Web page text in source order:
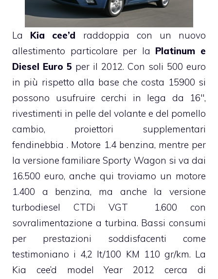
La Kia cee’d raddoppia con un nuovo
allestimento particolare per la Platinum e
Diesel Euro 5 per il 2012. Con soli 500 euro
in più rispetto alla base che costa 15900 si
possono usufruire cerchi in lega da 16″,
rivestimenti in pelle del volante e del pomello
cambio, proiettori supplementari
fendinebbia . Motore 1.4 benzina, mentre per
la versione familiare Sporty Wagon si va dai
16.500 euro, anche qui troviamo un motore
1.400 a benzina, ma anche la versione
turbodiesel CTDi VGT 1.600 con
sovralimentazione a turbina. Bassi consumi
per prestazioni soddisfacenti come
testimoniano i 4,2 lt/100 KM 110 gr/km. La
Kia cee’d model Year 2012 cerca di